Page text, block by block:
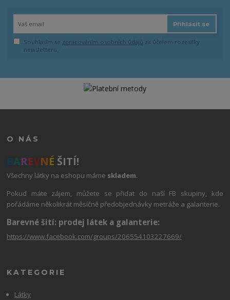
Přihlásit se
Souhlasím se zpracováním osobních údajů za účelem rozesílky
newsletteru.
O NÁS
BAREVNÉ ŠITÍ!
Všechny látky na eshopu máme skladem.
Pokud máte zájem, můžete se přidat do naší FB skupiny, kde
pořádáme několikrát měsíčně předobjednávky metráže a galanterie.
Barevné šití: prodej látek a galanterie:
https://www.facebook.com/groups/206554103227669/
KATEGORIE
Látky